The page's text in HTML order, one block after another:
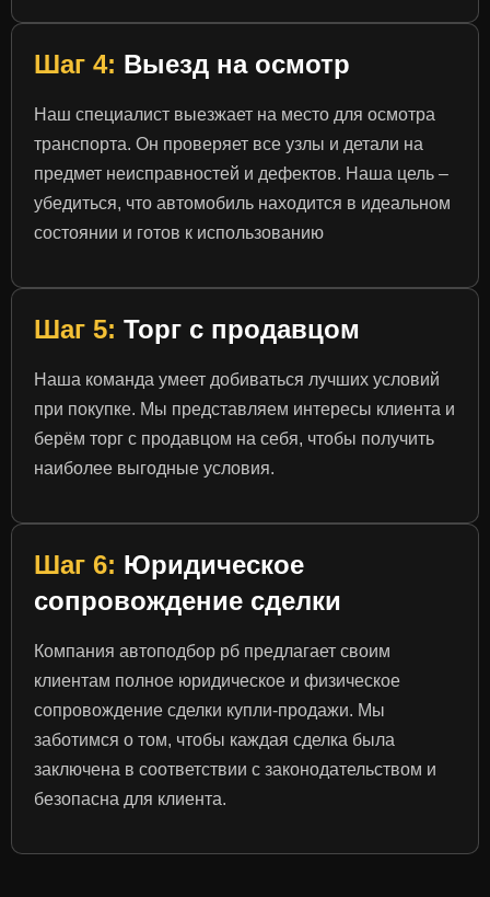
Шаг 4: Выезд на осмотр
Наш специалист выезжает на место для осмотра
транспорта. Он проверяет все узлы и детали на
предмет неисправностей и дефектов. Наша цель –
убедиться, что автомобиль находится в идеальном
состоянии и готов к использованию
Шаг 5: Торг с продавцом
Наша команда умеет добиваться лучших условий
при покупке. Мы представляем интересы клиента и
берём торг с продавцом на себя, чтобы получить
наиболее выгодные условия.
Шаг 6: Юридическое
сопровождение сделки
Компания автоподбор рб предлагает своим
клиентам полное юридическое и физическое
сопровождение сделки купли-продажи. Мы
заботимся о том, чтобы каждая сделка была
заключена в соответствии с законодательством и
безопасна для клиента.